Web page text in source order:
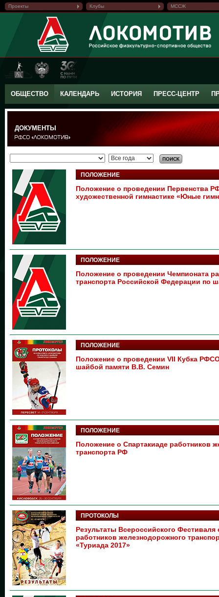
Проекты Клубы МССЖ
ОБЩЕСТВО КАЛЕНДАРЬ ИСТОРИЯ ПРЕСС-ЦЕНТР
ДОКУМЕНТЫ
ПОЛОЖЕНИЕ
Положение о проведении Первенства
художественной гимнастике «Юные
ПОЛОЖЕНИЕ
Положение о проведении Чемпионата
транспорта Российской Федерации по
ПОЛОЖЕНИЕ
Положение о проведении VII Кубка
шайбой памяти В.В. Семин
ПОЛОЖЕНИЕ
Положение о Спартакиаде работников
транспорта РФ
ПРОТОКОЛЫ
Результаты Всероссийского
работников железнодорожного
«Туриада 2017»